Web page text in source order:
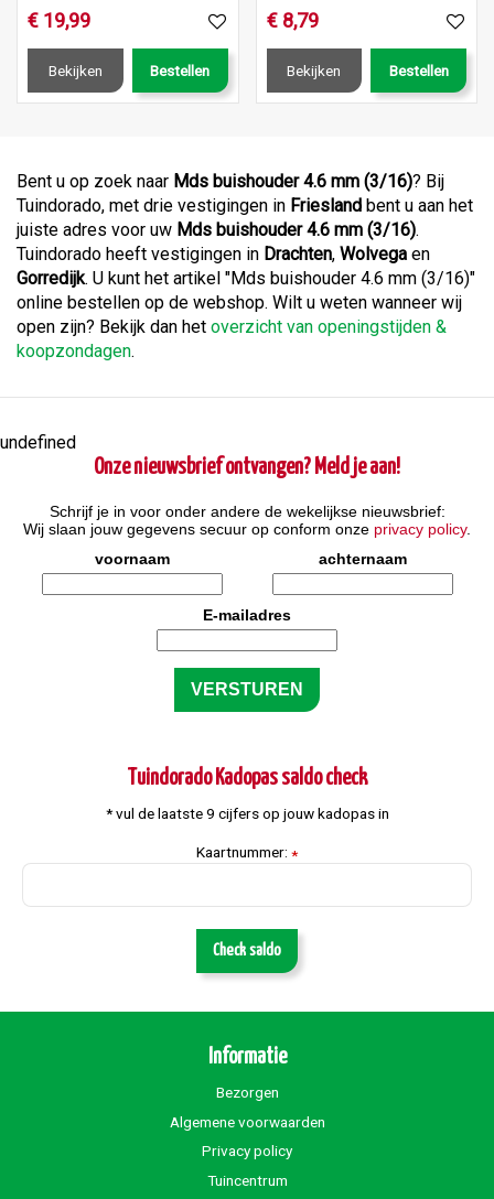
€ 19,99
Bekijken Bestellen
€ 8,79
Bekijken Bestellen
Bent u op zoek naar Mds buishouder 4.6 mm (3/16)? Bij
Tuindorado, met drie vestigingen in Friesland bent u aan het
juiste adres voor uw Mds buishouder 4.6 mm (3/16).
Tuindorado heeft vestigingen in Drachten, Wolvega en
Gorredijk. U kunt het artikel "Mds buishouder 4.6 mm (3/16)"
online bestellen op de webshop. Wilt u weten wanneer wij
open zijn? Bekijk dan het overzicht van openingstijden &
koopzondagen.
undefined
Onze nieuwsbrief ontvangen? Meld je aan!
Schrijf je in voor onder andere de wekelijkse nieuwsbrief:
Wij slaan jouw gegevens secuur op conform onze privacy policy.
voornaam
achternaam
E-mailadres
Tuindorado Kadopas saldo check
* vul de laatste 9 cijfers op jouw kadopas in
Kaartnummer: *
Check saldo
Informatie
Bezorgen
Algemene voorwaarden
Privacy policy
Tuincentrum